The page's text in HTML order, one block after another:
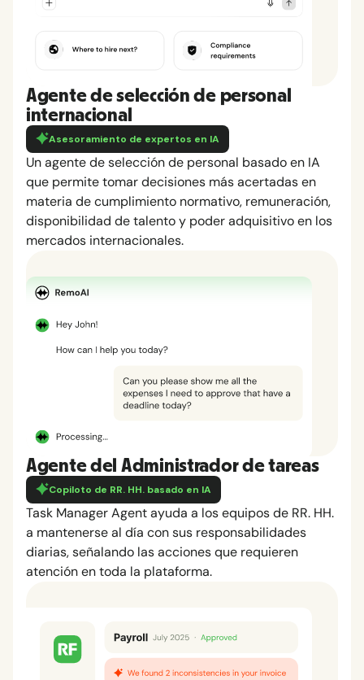
Agente de selección de personal
internacional
Asesoramiento de expertos en IA
Un agente de selección de personal basado en IA
que permite tomar decisiones más acertadas en
materia de cumplimiento normativo, remuneración,
disponibilidad de talento y poder adquisitivo en los
mercados internacionales.
Agente del Administrador de tareas
Copiloto de RR. HH. basado en IA
Task Manager Agent ayuda a los equipos de RR. HH.
a mantenerse al día con sus responsabilidades
diarias, señalando las acciones que requieren
atención en toda la plataforma.